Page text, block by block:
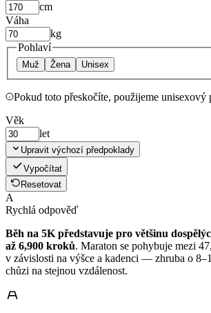
cm
Váha
kg
Pohlaví
Muž Žena Unisex
Pokud toto přeskočíte, použijeme unisexový
Věk
let
Upravit výchozí předpoklady
Vypočítat
Resetovat
A
Rychlá odpověď
Běh na 5K představuje pro většinu
až 6,900 kroků. Maraton se pohybuje mezi
v závislosti na výšce a kadenci — zhruba o
chůzi na stejnou vzdálenost.